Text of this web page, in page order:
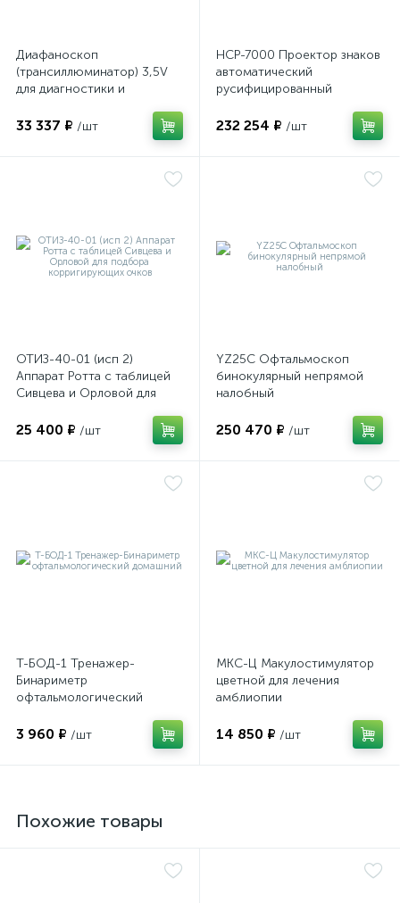
Диафаноскоп
(трансиллюминатор) 3,5V
для диагностики и
структур глазного яблока
33 337 ₽ /шт
НСР-7000 Проектор знаков
автоматический
русифицированный
232 254 ₽ /шт
ОТИЗ-40-01 (исп 2)
Аппарат Ротта с таблицей
Сивцева и Орловой для
очков
25 400 ₽ /шт
YZ25C Офтальмоскоп
бинокулярный непрямой
налобный
250 470 ₽ /шт
Т-БОД-1 Тренажер-
Бинариметр
офтальмологический
3 960 ₽ /шт
МКС-Ц Макулостимулятор
цветной для лечения
амблиопии
14 850 ₽ /шт
Похожие товары